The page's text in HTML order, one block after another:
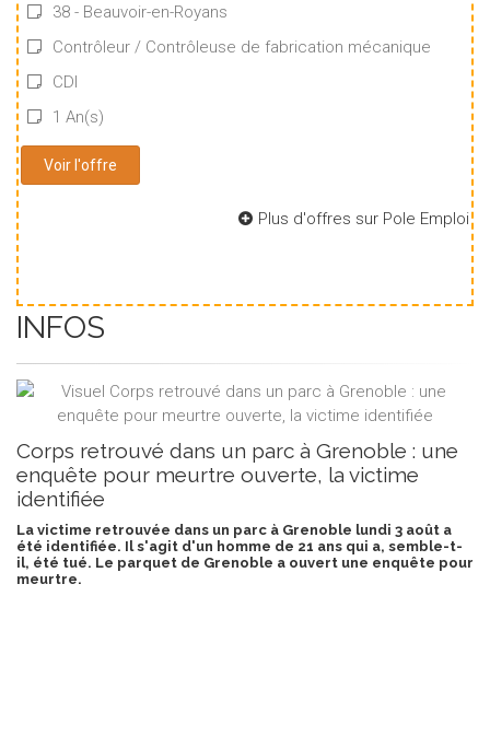
38 - Beauvoir-en-Royans
Contrôleur / Contrôleuse de fabrication mécanique
CDI
1 An(s)
Voir l'offre
Plus d'offres sur Pole Emploi
INFOS
Corps retrouvé dans un parc à Grenoble : une
enquête pour meurtre ouverte, la victime
identifiée
La victime retrouvée dans un parc à Grenoble lundi 3 août a
été identifiée. Il s'agit d'un homme de 21 ans qui a, semble-t-
il, été tué. Le parquet de Grenoble a ouvert une enquête pour
meurtre.